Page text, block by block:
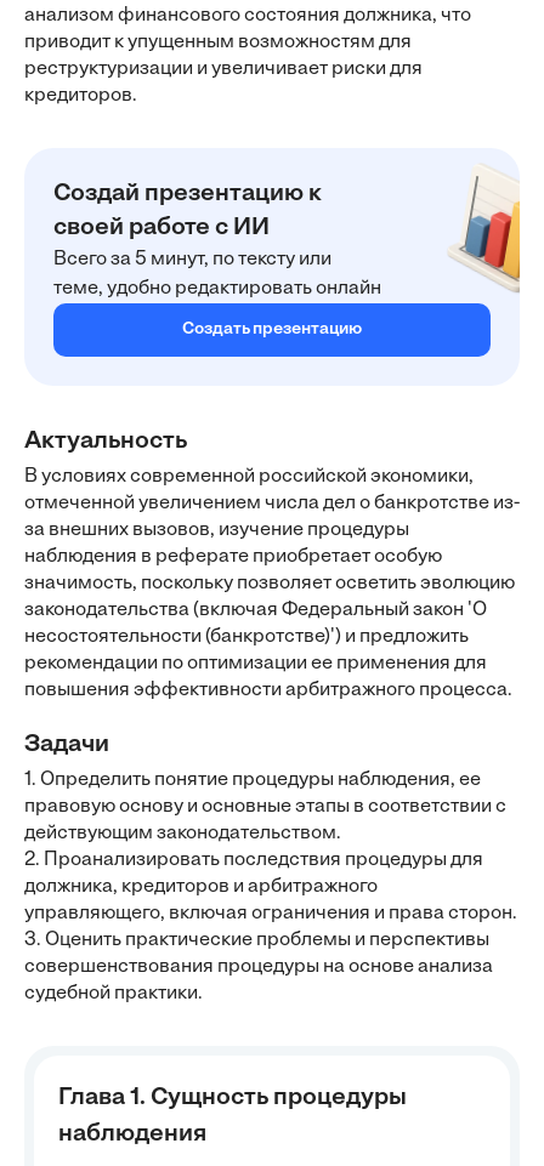
анализом финансового состояния должника, что
приводит к упущенным возможностям для
реструктуризации и увеличивает риски для
кредиторов.
Создай презентацию к
своей работе с ИИ
Всего за 5 минут, по тексту или
теме, удобно редактировать онлайн
Создать презентацию
Актуальность
В условиях современной российской экономики,
отмеченной увеличением числа дел о банкротстве из-
за внешних вызовов, изучение процедуры
наблюдения в реферате приобретает особую
значимость, поскольку позволяет осветить эволюцию
законодательства (включая Федеральный закон 'О
несостоятельности (банкротстве)') и предложить
рекомендации по оптимизации ее применения для
повышения эффективности арбитражного процесса.
Задачи
1. Определить понятие процедуры наблюдения, ее
правовую основу и основные этапы в соответствии с
действующим законодательством.
2. Проанализировать последствия процедуры для
должника, кредиторов и арбитражного
управляющего, включая ограничения и права сторон.
3. Оценить практические проблемы и перспективы
совершенствования процедуры на основе анализа
судебной практики.
Глава 1. Сущность процедуры
наблюдения